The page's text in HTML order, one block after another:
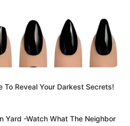
To Reveal Your Darkest Secrets!
Yard -Watch What The Neighbor